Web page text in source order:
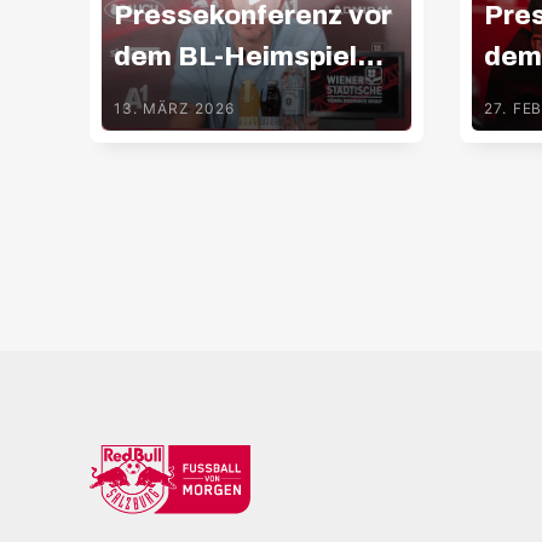
Pressekonferenz vor
dem BL-Heimspiel
gegen Rapid
13. MÄRZ 2026 27.